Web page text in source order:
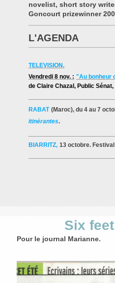
novelist, short story
Goncourt prizewinner
L'AGENDA
TELEVISION.
Vendredi 8 nov. : "Au bonheur
de Claire Chazal, Public Sénat,
RABAT (Maroc), du 4 au 7
itinérantes.
BIARRITZ, 13 octobre. Festival
Six
Pour le journal Marianne.